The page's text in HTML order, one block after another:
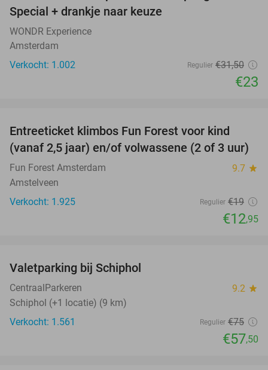
Special + drankje naar keuze
WONDR Experience
Amsterdam
Verkocht: 1.002
Regulier €31,50
€23
Entreeticket klimbos Fun Forest voor kind
(vanaf 2,5 jaar) en/of volwassene (2 of 3 uur)
Fun Forest Amsterdam 9.7 star
Amstelveen
Verkocht: 1.925
Regulier €19
€12,95
Valetparking bij Schiphol
CentraalParkeren 9.2 star
Schiphol (+1 locatie) (9 km)
Verkocht: 1.561
Regulier €75
€57,50